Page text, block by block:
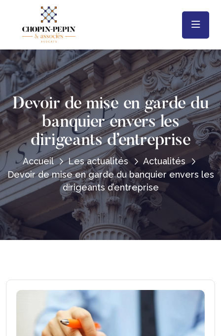
Devoir de mise en garde du
banquier envers les
dirigeants d’entreprise
Accueil Les actualités
Actualités
Devoir de mise en garde du banquier envers les
dirigeants d’entreprise